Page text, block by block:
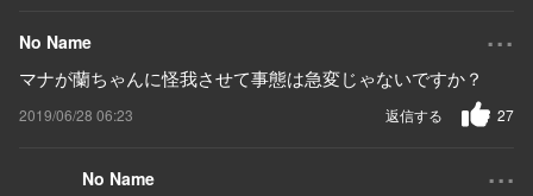
No Name ...
マナが蘭ちゃんに怪我させて事態は急変じゃないですか？
2019/06/28 06:23 27
返信する
No Name ...